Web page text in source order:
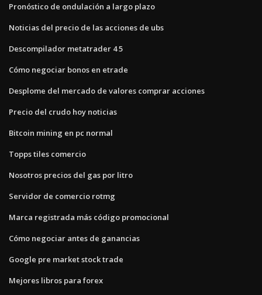
Pronóstico de ondulación a largo plazo
Noticias del precio de las acciones de ubs
Descompilador metatrader 4 5
Cómo negociar bonos en etrade
Desplome del mercado de valores comprar acciones
Precio del crudo hoy noticias
Bitcoin mining en pc normal
Topps tiles comercio
Nosotros precios del gas por litro
Servidor de comercio rotmg
Marca registrada más código promocional
Cómo negociar antes de ganancias
Google pre market stock trade
Mejores libros para forex